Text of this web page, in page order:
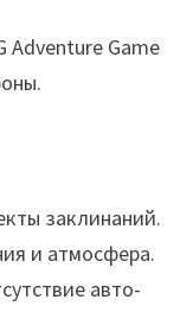
Adventure Game
заклинаний.
и атмосфера.
авто-